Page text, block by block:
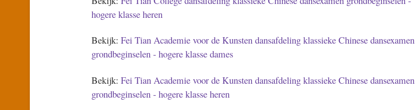
hogere klasse heren
Bekijk: Fei Tian Academie voor de Kunsten dansafdeling klassieke Chinese dansexamen
grondbeginselen - hogere klasse dames
Bekijk: Fei Tian Academie voor de Kunsten dansafdeling klassieke Chinese dansexamen
grondbeginselen - hogere klasse heren